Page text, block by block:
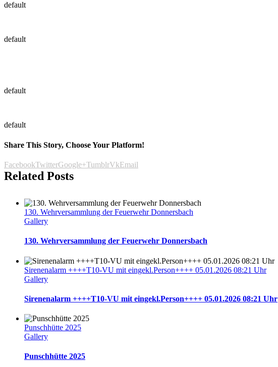
default
default
default
default
Share This Story, Choose Your Platform!
FacebookTwitterGoogle+TumblrVkEmail
Related Posts
130. Wehrversammlung der Feuerwehr Donnersbach
Gallery
130. Wehrversammlung der Feuerwehr Donnersbach
Sirenenalarm ++++T10-VU mit eingekl.Person++++ 05.01.2026 08:21 Uhr
Gallery
Sirenenalarm ++++T10-VU mit eingekl.Person++++ 05.01.2026 08:21 Uhr
Punschhütte 2025
Gallery
Punschhütte 2025